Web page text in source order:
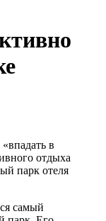
в
отдыха
парк отеля
самый